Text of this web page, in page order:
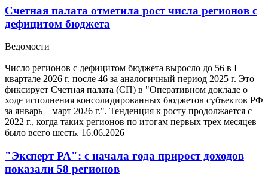
Счетная палата отметила рост числа регионов с
дефицитом бюджета
Ведомости
Число регионов с дефицитом бюджета выросло до 56 в I
квартале 2026 г. после 46 за аналогичный период 2025 г. Это
фиксирует Счетная палата (СП) в "Оперативном докладе о
ходе исполнения консолидированных бюджетов субъектов РФ
за январь – март 2026 г.". Тенденция к росту продолжается с
2022 г., когда таких регионов по итогам первых трех месяцев
было всего шесть. 16.06.2026
"Эксперт РА": с начала года прирост доходов
показали 58 регионов